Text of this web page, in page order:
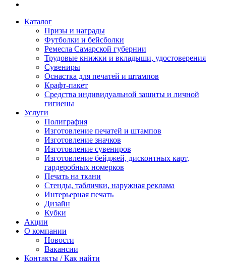
Каталог
Призы и награды
Футболки и бейсболки
Ремесла Самарской губернии
Трудовые книжки и вкладыши, удостоверения
Сувениры
Оснастка для печатей и штампов
Крафт-пакет
Средства индивидуальной защиты и личной
гигиены
Услуги
Полиграфия
Изготовление печатей и штампов
Изготовление значков
Изготовление сувениров
Изготовление бейджей, дисконтных карт,
гардеробных номерков
Печать на ткани
Стенды, таблички, наружная реклама
Интерьерная печать
Дизайн
Кубки
Акции
О компании
Новости
Вакансии
Контакты / Как найти